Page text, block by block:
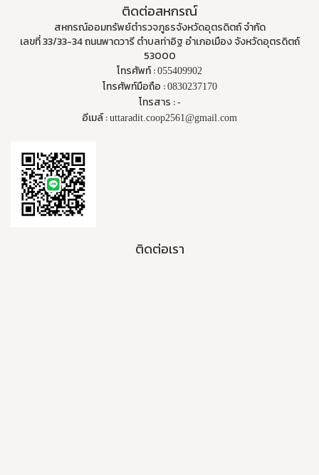
ติดต่อสหกรณ์
สหกรณ์ออมทรัพย์ตำรวจภูธรจังหวัดอุตรดิตถ์ จำกัด
เลขที่ 33/33-34 ถนนพาดวารี ตำบลท่าอิฐ อำเภอเมือง จังหวัดอุตรดิตถ์
53000
โทรศัพท์ : 055409902
โทรศัพท์มือถือ : 0830237170
โทรสาร : -
อีเมล์ : uttaradit.coop2561@gmail.com
ติดต่อเรา